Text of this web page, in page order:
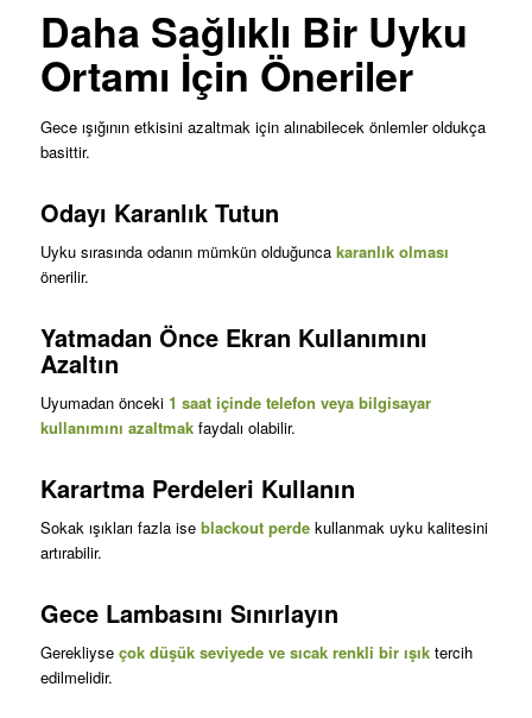
Daha Sağlıklı Bir Uyku
Ortamı İçin Öneriler
Gece ışığının etkisini azaltmak için alınabilecek önlemler oldukça
basittir.
Odayı Karanlık Tutun
Uyku sırasında odanın mümkün olduğunca karanlık olması
önerilir.
Yatmadan Önce Ekran Kullanımını
Azaltın
Uyumadan önceki 1 saat içinde telefon veya bilgisayar
kullanımını azaltmakfaydalı olabilir.
Karartma Perdeleri Kullanın
Sokak ışıkları fazla ise blackout perdekullanmak uyku kalitesini
artırabilir.
Gece Lambasını Sınırlayın
Gerekliyse çok düşük seviyede ve sıcak renkli bir ışıktercih
edilmelidir.